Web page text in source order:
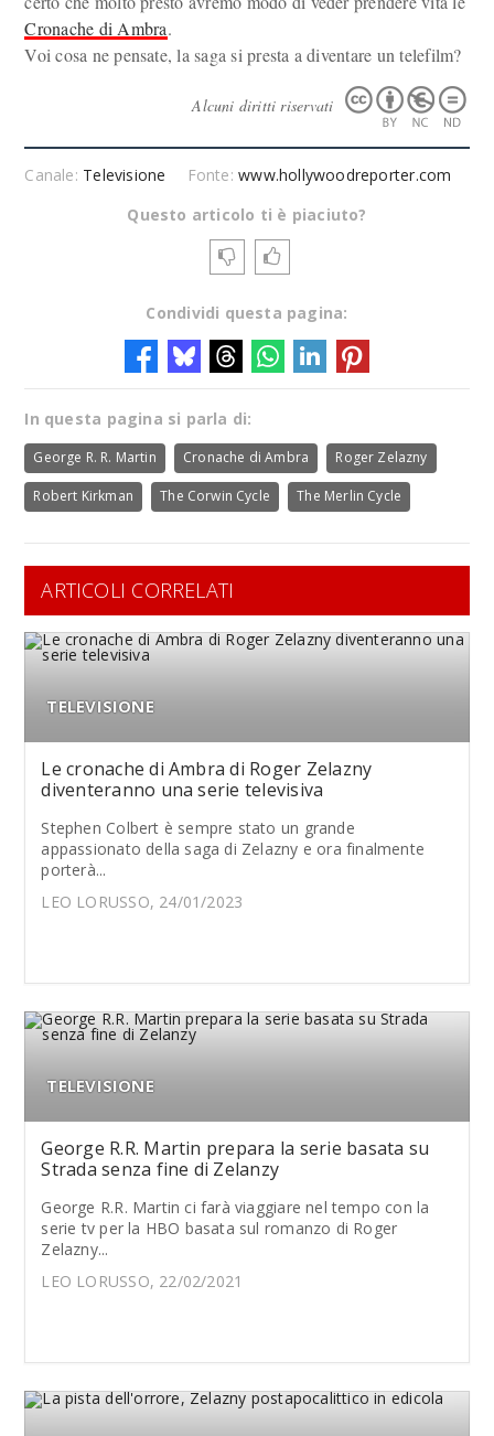
Cronache di Ambra.
Voi cosa ne pensate, la saga si presta a diventare un telefilm?
Alcuni diritti riservati
Canale: Televisione Fonte:www.hollywoodreporter.com
Questo articolo ti è piaciuto?
Condividi questa pagina:
In questa pagina si parla di:
George R. R. Martin Cronache di Ambra Roger Zelazny
Robert Kirkman The Corwin Cycle The Merlin Cycle
ARTICOLI CORRELATI
TELEVISIONE
Le cronache di Ambra di Roger Zelazny
diventeranno una serie televisiva
Stephen Colbert è sempre stato un grande
appassionato della saga di Zelazny e ora finalmente
porterà...
LEO LORUSSO, 24/01/2023
TELEVISIONE
George R.R. Martin prepara la serie basata su
Strada senza fine di Zelanzy
George R.R. Martin ci farà viaggiare nel tempo con la
serie tv per la HBO basata sul romanzo di Roger
Zelazny...
LEO LORUSSO, 22/02/2021